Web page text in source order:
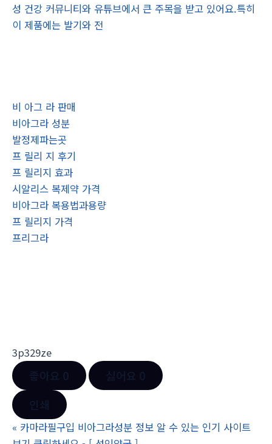
성 건강 커뮤니티와 유튜브에서 큰 주목을 받고 있어요.특히
이 제품에는 발기와 전
비 아그 라 판매
비아그라 성분
발정제파는곳
프 릴리 지 후기
프 릴리지 효과
시알리스 복제약 가격
비아그라 복용법과용량
프 릴리지 가격
프리그라
3p329ze
« 카마라필구입 비아그라성분 정보 알 수 있는 인기 사이트